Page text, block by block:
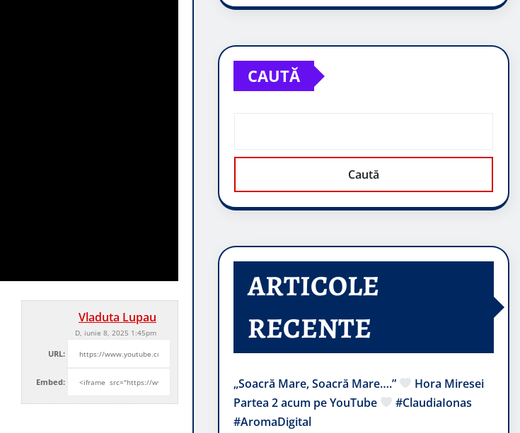
Vladuta Lupau
D, iunie 8, 2025 1:45pm
URL:
Embed:
CAUTĂ
Caută
ARTICOLE
RECENTE
„Soacră Mare, Soacră Mare….”
Hora Miresei
Partea 2 acum pe YouTube
#ClaudiaIonas
#AromaDigital